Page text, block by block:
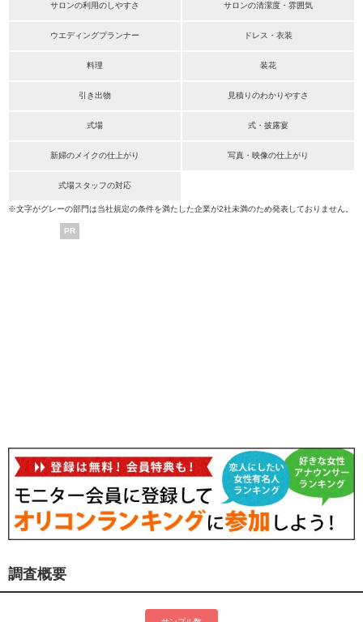
サロンの利用のしやすさ サロンの清潔度・雰囲気
ウエディングプランナー ドレス・衣装
料理 装花
引き出物 見積りのわかりやすさ
式場 式・披露宴
新婦のメイクの仕上がり 写真・映像の仕上がり
式場スタッフの対応
※文字がグレーの部門は当社規定の条件を満たした企業が2社未満のため発表しておりません。
PR
調査概要